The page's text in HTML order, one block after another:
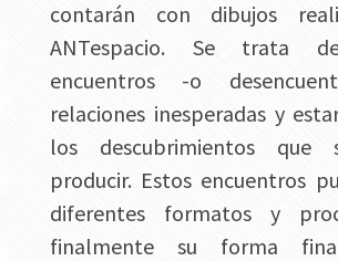
contarán con dibujos
ANTespacio. Se trata
encuentros -o
relaciones inesperadas y
los descubrimientos que
producir. Estos encuentros
diferentes formatos y
finalmente su forma